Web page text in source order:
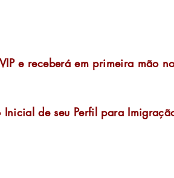
e receberá em primeira mão
de seu Perfil para